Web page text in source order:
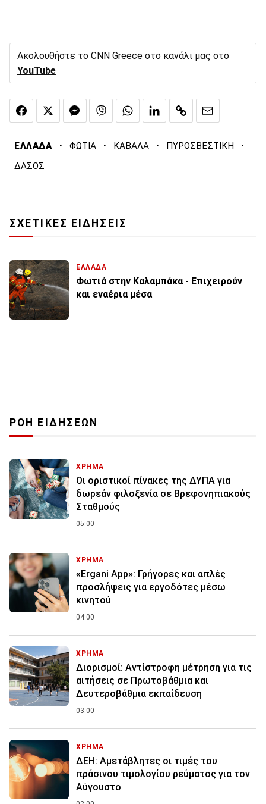
Ακολουθήστε το CNN Greece στο κανάλι μας στο
YouTube
ΕΛΛΑΔΑ · ΦΩΤΙΑ · ΚΑΒΑΛΑ · ΠΥΡΟΣΒΕΣΤΙΚΗ ·
ΔΑΣΟΣ
ΣΧΕΤΙΚΕΣ ΕΙΔΗΣΕΙΣ
ΕΛΛΑΔΑ
Φωτιά στην Καλαμπάκα - Επιχειρούν
και εναέρια μέσα
ΡΟΗ ΕΙΔΗΣΕΩΝ
ΧΡΗΜΑ
Οι οριστικοί πίνακες της ΔΥΠΑ για
δωρεάν φιλοξενία σε Βρεφονηπιακούς
Σταθμούς
05:00
ΧΡΗΜΑ
«Ergani App»: Γρήγορες και απλές
προσλήψεις για εργοδότες μέσω
κινητού
04:00
ΧΡΗΜΑ
Διορισμοί: Αντίστροφη μέτρηση για τις
αιτήσεις σε Πρωτοβάθμια και
Δευτεροβάθμια εκπαίδευση
03:00
ΧΡΗΜΑ
ΔΕΗ: Αμετάβλητες οι τιμές του
πράσινου τιμολογίου ρεύματος για τον
Αύγουστο